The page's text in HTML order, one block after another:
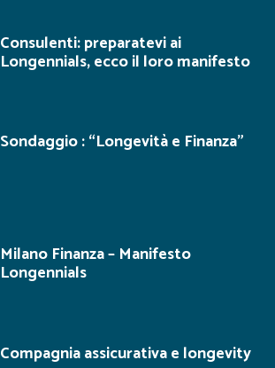
Consulenti: preparatevi ai
Longennials, ecco il loro manifesto
Sondaggio : “Longevità e Finanza”
Milano Finanza – Manifesto
Longennials
Compagnia assicurativa e longevity